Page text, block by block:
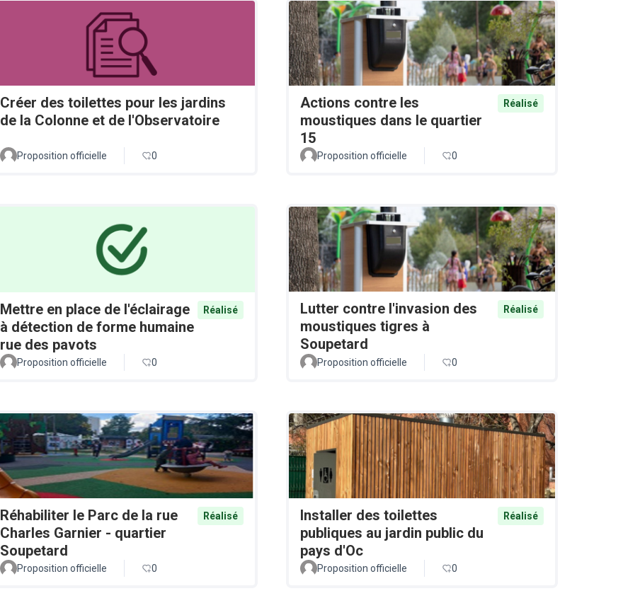
Créer des toilettes pour les jardins
de la Colonne et de l'Observatoire
Proposition officielle 0
Actions contre les
moustiques dans le quartier
15
Réalisé
Proposition officielle 0
Mettre en place de l'éclairage
à détection de forme humaine
rue des pavots
Réalisé
Proposition officielle 0
Lutter contre l'invasion des
moustiques tigres à
Soupetard
Réalisé
Proposition officielle 0
Réhabiliter le Parc de la rue
Charles Garnier - quartier
Soupetard
Réalisé
Proposition officielle 0
Installer des toilettes
publiques au jardin public du
pays d'Oc
Réalisé
Proposition officielle 0